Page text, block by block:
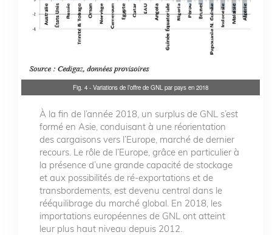
Fig. 4 - Variations de l’offre de GNL par pays en 2018
À la fin de l’année 2018, un surplus de GNL s’est
formé en Asie, conduisant à une réorientation
des cargaisons vers l’Europe, marché de dernier
recours. Le rôle de l’Europe, grâce en particulier à
la présence d’une grande capacité de stockage
et aux possibilités de ré-exportations et de
transbordements, est devenu central dans le
rééquilibrage du marché global. En 2018, les
importations européennes de GNL ont atteint
leur plus haut niveau depuis 2012.